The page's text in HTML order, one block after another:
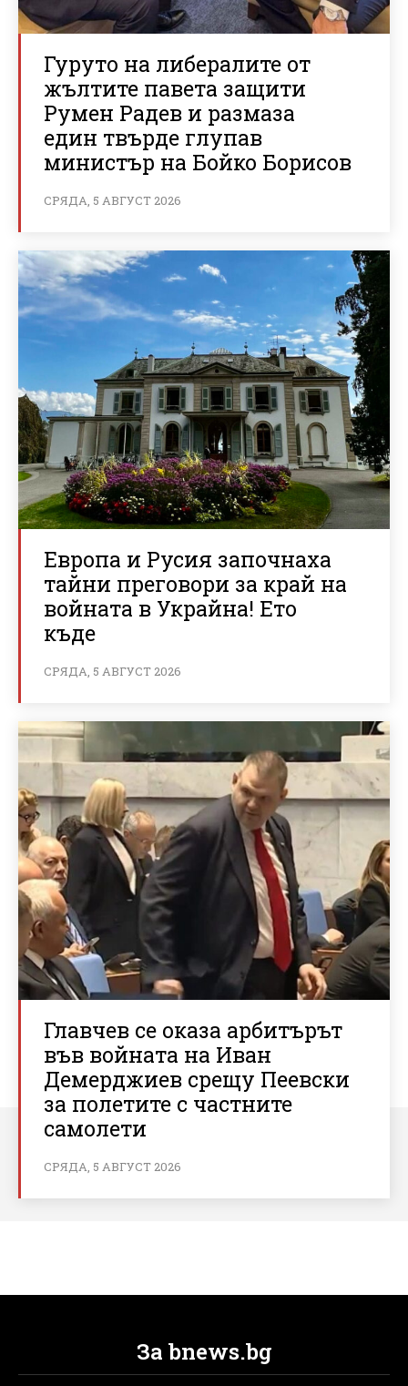
Гуруто на либералите от
жълтите павета защити
Румен Радев и размаза
един твърде глупав
министър на Бойко Борисов
СРЯДА, 5 АВГУСТ 2026
Европа и Русия започнаха
тайни преговори за край на
войната в Украйна! Ето
къде
СРЯДА, 5 АВГУСТ 2026
Главчев се оказа арбитърът
във войната на Иван
Демерджиев срещу Пеевски
за полетите с частните
самолети
СРЯДА, 5 АВГУСТ 2026
За bnews.bg